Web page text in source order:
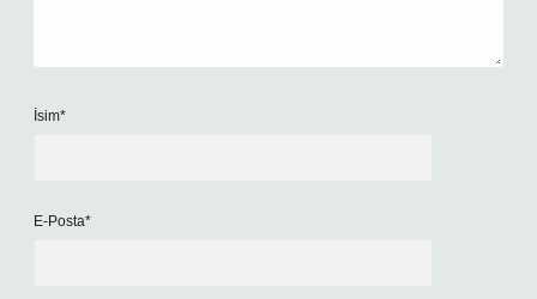
İsim*
E-Posta*